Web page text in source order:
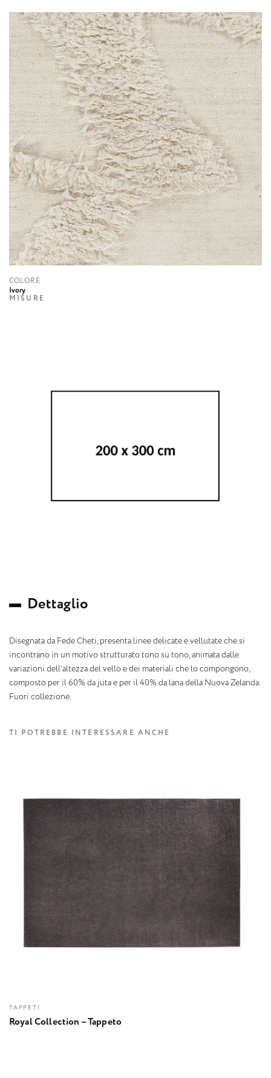
COLORE
Ivory
MISURE
Dettaglio
Disegnata da Fede Cheti, presenta linee delicate e vellutate che si
incontrano in un motivo strutturato tono su tono, animata dalle
variazioni dell’altezza del vello e dei materiali che lo compongono,
composto per il 60% da juta e per il 40% da lana della Nuova Zelanda.
Fuori collezione.
TI POTREBBE INTERESSARE ANCHE
TAPPETI
Royal Collection – Tappeto